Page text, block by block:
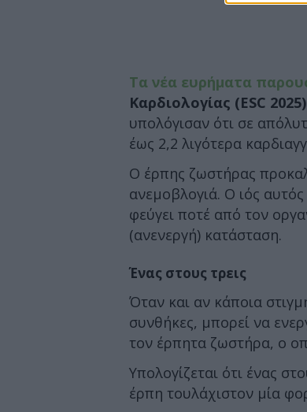
Τα νέα ευρήματα
Καρδιολογίας (ESC 2025)
υπολόγισαν ότι σε
έως 2,2 λιγότερα
Ο έρπης ζωστήρας
ανεμοβλογιά. Ο ιός
φεύγει ποτέ από τον
(ανενεργή) κατάσταση.
Ένας στους τρεις
Όταν και αν κάποια
συνθήκες, μπορεί να
τον έρπητα ζωστήρα, ο
Υπολογίζεται ότι ένας
έρπη τουλάχιστον μία